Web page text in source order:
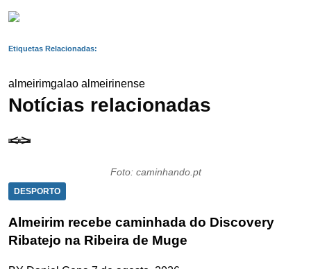
Etiquetas Relacionadas:
almeirimgalao almeirinense
Notícias relacionadas
Foto: caminhando.pt
DESPORTO
Almeirim recebe caminhada do Discovery
Ribatejo na Ribeira de Muge